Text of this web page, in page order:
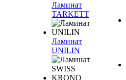
Ламинат
TARKETT
Ламинат
UNILIN